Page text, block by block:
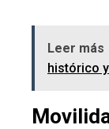
Leer más
histórico